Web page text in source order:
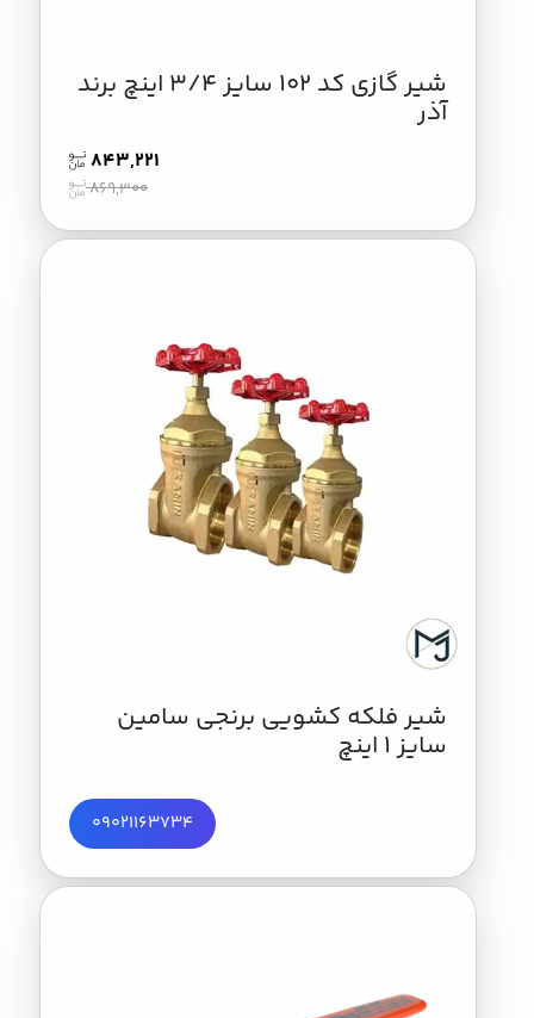
شیر گازی کد 102 سایز 3/4 اینچ برند
آذر
843,221
869,300
شیر فلكه کشویی برنجی سامین
سایز 1 اینچ
09021163734